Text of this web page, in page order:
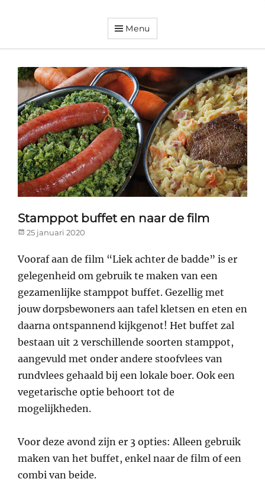
DorpsverenigingMenu
Stamppot buffet en naar de film
Posted
25 januari 2020
Vooraf aan de film “Liek achter de badde” is er
gelegenheid om gebruik te maken van een
gezamenlijke stamppot buffet. Gezellig met
jouw dorpsbewoners aan tafel kletsen en eten en
daarna ontspannend kijkgenot! Het buffet zal
bestaan uit 2 verschillende soorten stamppot,
aangevuld met onder andere stoofvlees van
rundvlees gehaald bij een lokale boer. Ook een
vegetarische optie behoort tot de
mogelijkheden.
Voor deze avond zijn er 3 opties: Alleen gebruik
maken van het buffet, enkel naar de film of een
combi van beide.